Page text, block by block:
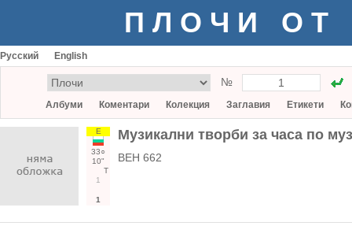
ПЛОЧИ ОТ
Русский English
№
Албуми Коментари Колекция Заглавия Етикети
Е
33○
10"
Т
1
1
Музикални творби за часа по
ВЕН 662